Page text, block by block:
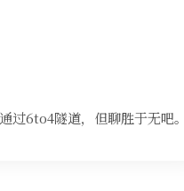
6to4隧道，但聊胜于无吧。